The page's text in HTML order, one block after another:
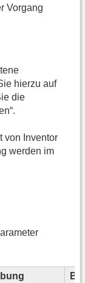
Vorgang
hierzu auf
die
von Inventor
werden im